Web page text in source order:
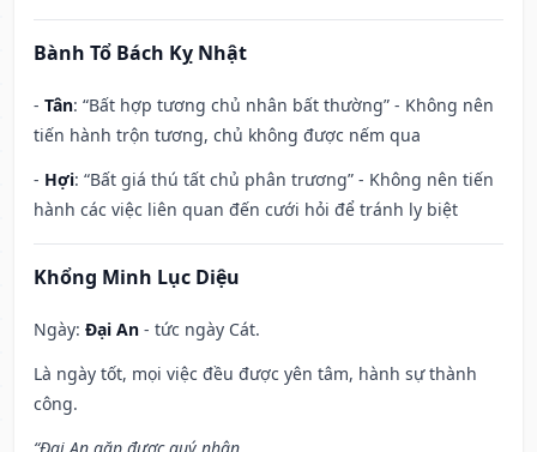
Bành Tổ Bách Kỵ Nhật
- Tân: “Bất hợp tương chủ nhân bất thường” - Không nên
tiến hành trộn tương, chủ không được nếm qua
- Hợi: “Bất giá thú tất chủ phân trương” - Không nên tiến
hành các việc liên quan đến cưới hỏi để tránh ly biệt
Khổng Minh Lục Diệu
Ngày: Đại An - tức ngày Cát.
Là ngày tốt, mọi việc đều được yên tâm, hành sự thành
công.